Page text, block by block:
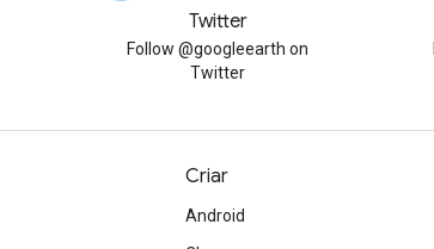
Twitter
Follow @googleearth on
Twitter
Criar
Android